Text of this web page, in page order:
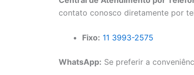
contato conosco diretamente por
Fixo: 11 3993-2575
WhatsApp: Se preferir a